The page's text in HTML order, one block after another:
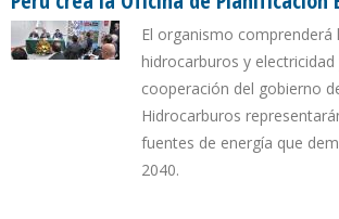
El organismo comprenderá
hidrocarburos y
cooperación del gobierno
Hidrocarburos
fuentes de energía que
2040.